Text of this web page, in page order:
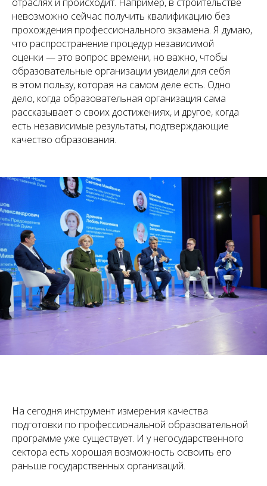
невозможно сейчас получить квалификацию без
прохождения профессионального экзамена. Я думаю,
что распространение процедур независимой
оценки — это вопрос времени, но важно, чтобы
образовательные организации увидели для себя
в этом пользу, которая на самом деле есть. Одно
дело, когда образовательная организация сама
рассказывает о своих достижениях, и другое, когда
есть независимые результаты, подтверждающие
качество образования.
На сегодня инструмент измерения качества
подготовки по профессиональной образовательной
программе уже существует. И у негосударственного
сектора есть хорошая возможность освоить его
раньше государственных организаций.